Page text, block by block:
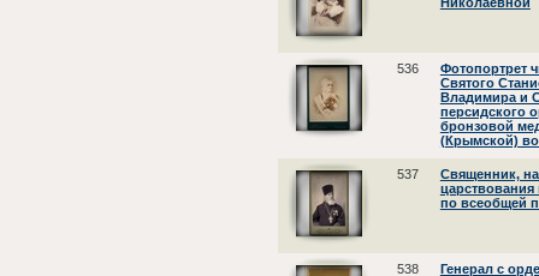
536
Фотопортрет
Святого
Владимира и
персидского
бронзовой
(Крымской)
537
Священник,
царствования
по всеобщей
538
Генерал с